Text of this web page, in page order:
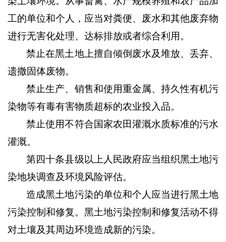
工的单位和个人，应当对粪便、废水和其他废弃物
进行无害化处理、达标排放或者综合利用。
禁止在黑土地上擅自倾倒废水及堆放、丢弃、
遗撒固体废物。
禁止生产、销售和使用重金属、持久性有机污
染物等有毒有害物质超标的农业投入品。
禁止使用不符合国家农田灌溉水质标准的污水
灌溉。
第四十条县级以上人民政府应当组织黑土地污
染地块调查及环境风险评估。
造成黑土地污染的单位和个人应当进行黑土地
污染控制和修复。黑土地污染控制和修复活动不得
对土壤及其周边环境造成新的污染。